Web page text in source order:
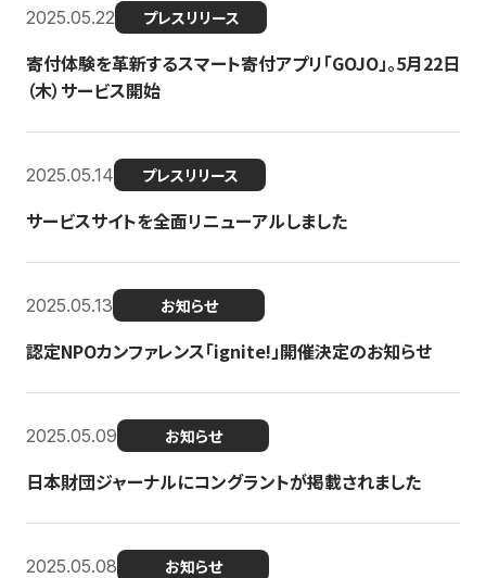
2025.05.22 プレスリリース
寄付体験を革新するスマート寄付アプリ「GOJO」。5月22日
（木）サービス開始
2025.05.14 プレスリリース
サービスサイトを全面リニューアルしました
2025.05.13 お知らせ
認定NPOカンファレンス「ignite!」開催決定のお知らせ
2025.05.09 お知らせ
日本財団ジャーナルにコングラントが掲載されました
2025.05.08 お知らせ